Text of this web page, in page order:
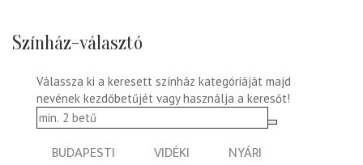
Színház-választó
Válassza ki a keresett színház kategóriáját majd
nevének kezdőbetűjét vagy használja a keresőt!
BUDAPESTI VIDÉKI
NYÁRI